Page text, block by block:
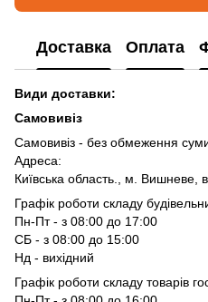
Доставка Оплата
Види доставки:
Самовивіз
Самовивіз - без обмеження
Адреса:
Київська область., м. Вишневе,
Графік роботи складу
Пн-Пт - з 08:00 до 17:00
СБ - з 08:00 до 15:00
Нд - вихідний
Графік роботи складу товарів